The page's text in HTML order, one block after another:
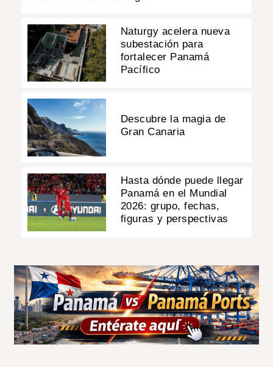
Naturgy acelera nueva
subestación para
fortalecer Panamá
Pacífico
Descubre la magia de
Gran Canaria
Hasta dónde puede llegar
Panamá en el Mundial
2026: grupo, fechas,
figuras y perspectivas